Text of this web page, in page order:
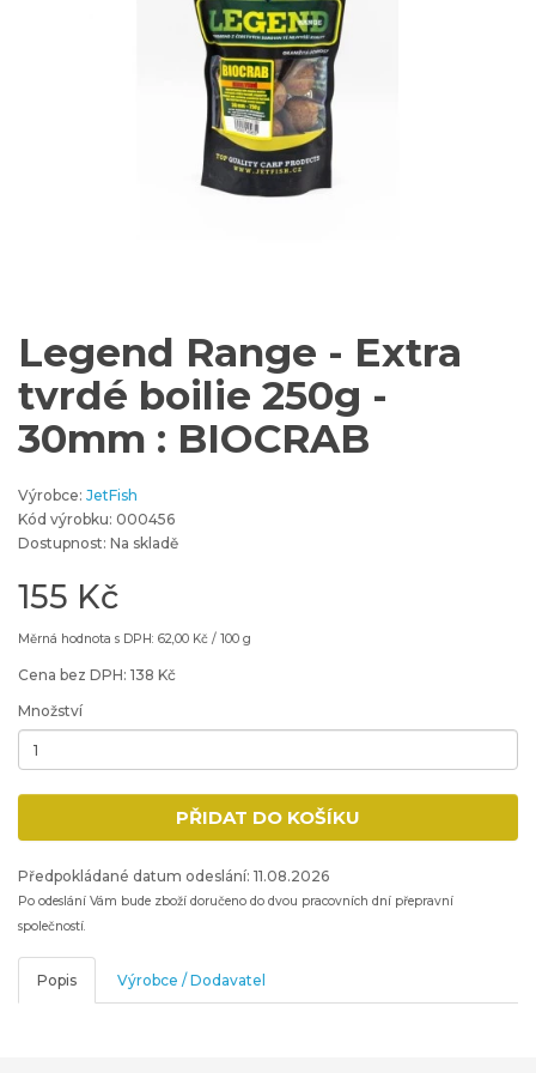
Legend Range - Extra
tvrdé boilie 250g -
30mm : BIOCRAB
Výrobce: JetFish
Kód výrobku: 000456
Dostupnost: Na skladě
155 Kč
Měrná hodnota s DPH: 62,00 Kč / 100 g
Cena bez DPH: 138 Kč
Množství
PŘIDAT DO KOŠÍKU
Předpokládané datum odeslání: 11.08.2026
Po odeslání Vám bude zboží doručeno do dvou pracovních dní přepravní
společností.
Popis Výrobce / Dodavatel